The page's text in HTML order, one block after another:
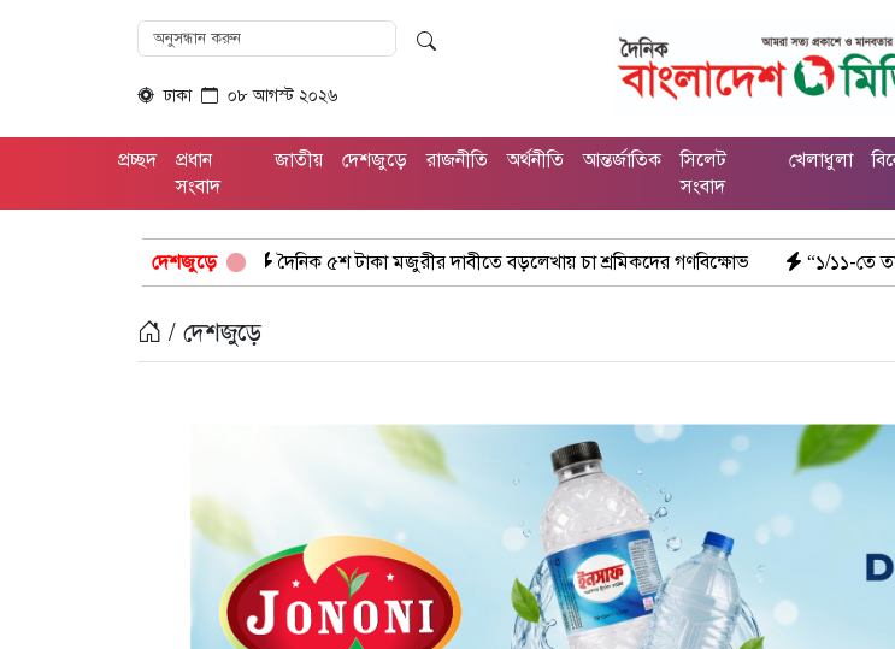
ঢাকা ০৮ আগস্ট ২০২৬
প্রচ্ছদ
প্রধান
সংবাদ
জাতীয় দেশজুড়ে রাজনীতি অর্থনীতি আন্তর্জাতিক
সিলেট
সংবাদ
খেলাধুলা
দেশজুড়ে
দৈনিক ৫শ টাকা মজুরীর দাবীতে বড়লেখায় চা শ্রমিকদের গণবিক্ষোভ “১/১১-তে তারেক রহমানকে
/ দেশজুড়ে